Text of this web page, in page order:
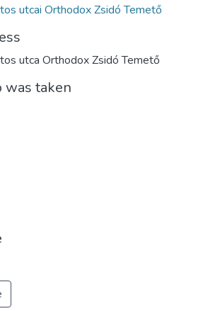
utcai Orthodox Zsidó Temető
utca Orthodox Zsidó Temető
was taken